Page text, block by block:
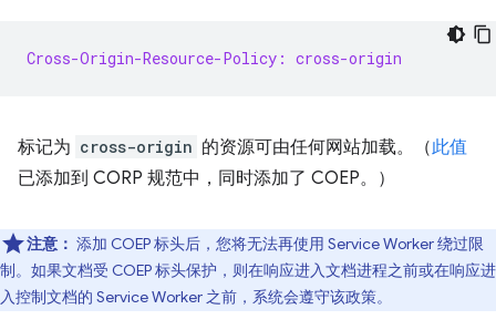
Cross-Origin-Resource-Policy: cross-origin
标记为 cross-origin 的资源可由任何网站加载。（此值
已添加到 CORP 规范中，同时添加了 COEP。）
注意： 添加 COEP 标头后，您将无法再使用 Service Worker 绕过限
制。如果文档受 COEP 标头保护，则在响应进入文档进程之前或在响应进
入控制文档的 Service Worker 之前，系统会遵守该政策。